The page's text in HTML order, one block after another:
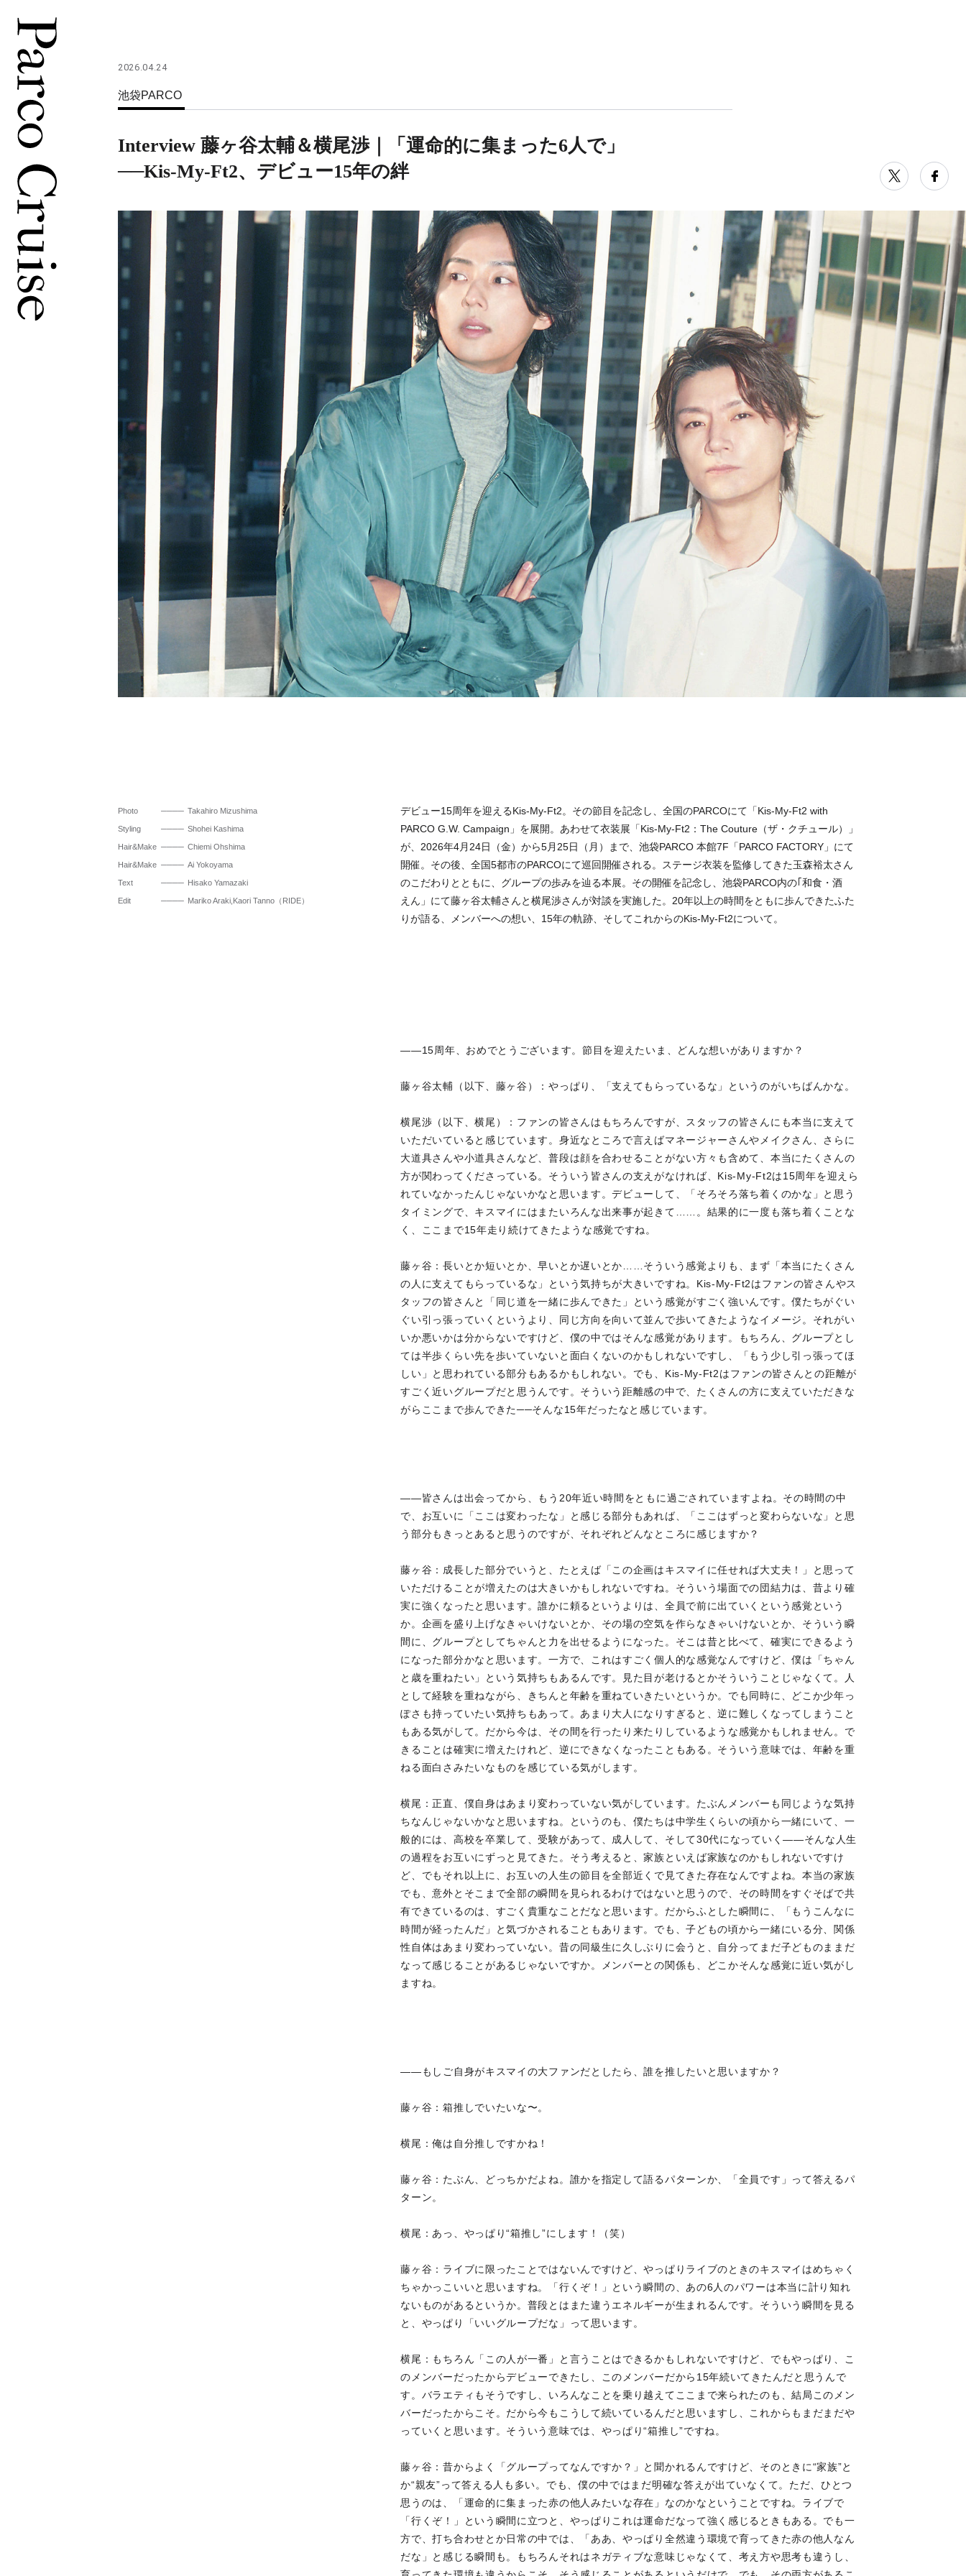
2026.04.24
池袋PARCO
Interview 藤ヶ谷太輔＆横尾渉｜「運命的に集まった6人で」
──Kis-My-Ft2、デビュー15年の絆
デビュー15周年を迎えるKis-My-Ft2。その節目を記念し、全国のPARCOにて「Kis-My-Ft2 with
PARCO G.W. Campaign」を展開。あわせて衣装展「Kis-My-Ft2：The Couture（ザ・クチュール）」
が、2026年4月24日（金）から5月25日（月）まで、池袋PARCO 本館7F「PARCO FACTORY」にて
開催。その後、全国5都市のPARCOにて巡回開催される。ステージ衣装を監修してきた玉森裕太さん
のこだわりとともに、グループの歩みを辿る本展。その開催を記念し、池袋PARCO内の｢和食・酒
えん」にて藤ヶ谷太輔さんと横尾渉さんが対談を実施した。20年以上の時間をともに歩んできたふた
りが語る、メンバーへの想い、15年の軌跡、そしてこれからのKis-My-Ft2について。
Photo Takahiro Mizushima
Styling Shohei Kashima
Hair&Make Chiemi Ohshima
Hair&Make Ai Yokoyama
Text Hisako Yamazaki
Edit Mariko Araki,Kaori Tanno（RIDE）
――15周年、おめでとうございます。節目を迎えたいま、どんな想いがありますか？
藤ヶ谷太輔（以下、藤ヶ谷）：やっぱり、「支えてもらっているな」というのがいちばんかな。
横尾渉（以下、横尾）：ファンの皆さんはもちろんですが、スタッフの皆さんにも本当に支えて
いただいていると感じています。身近なところで言えばマネージャーさんやメイクさん、さらに
大道具さんや小道具さんなど、普段は顔を合わせることがない方々も含めて、本当にたくさんの
方が関わってくださっている。そういう皆さんの支えがなければ、Kis-My-Ft2は15周年を迎えら
れていなかったんじゃないかなと思います。デビューして、「そろそろ落ち着くのかな」と思う
タイミングで、キスマイにはまたいろんな出来事が起きて……。結果的に一度も落ち着くことな
く、ここまで15年走り続けてきたような感覚ですね。
藤ヶ谷：長いとか短いとか、早いとか遅いとか……そういう感覚よりも、まず「本当にたくさん
の人に支えてもらっているな」という気持ちが大きいですね。Kis-My-Ft2はファンの皆さんやス
タッフの皆さんと「同じ道を一緒に歩んできた」という感覚がすごく強いんです。僕たちがぐい
ぐい引っ張っていくというより、同じ方向を向いて並んで歩いてきたようなイメージ。それがい
いか悪いかは分からないですけど、僕の中ではそんな感覚があります。もちろん、グループとし
ては半歩くらい先を歩いていないと面白くないのかもしれないですし、「もう少し引っ張ってほ
しい」と思われている部分もあるかもしれない。でも、Kis-My-Ft2はファンの皆さんとの距離が
すごく近いグループだと思うんです。そういう距離感の中で、たくさんの方に支えていただきな
がらここまで歩んできた──そんな15年だったなと感じています。
――皆さんは出会ってから、もう20年近い時間をともに過ごされていますよね。その時間の中
で、お互いに「ここは変わったな」と感じる部分もあれば、「ここはずっと変わらないな」と思
う部分もきっとあると思うのですが、それぞれどんなところに感じますか？
藤ヶ谷：成長した部分でいうと、たとえば「この企画はキスマイに任せれば大丈夫！」と思って
いただけることが増えたのは大きいかもしれないですね。そういう場面での団結力は、昔より確
実に強くなったと思います。誰かに頼るというよりは、全員で前に出ていくという感覚という
か。企画を盛り上げなきゃいけないとか、その場の空気を作らなきゃいけないとか、そういう瞬
間に、グループとしてちゃんと力を出せるようになった。そこは昔と比べて、確実にできるよう
になった部分かなと思います。一方で、これはすごく個人的な感覚なんですけど、僕は「ちゃん
と歳を重ねたい」という気持ちもあるんです。見た目が老けるとかそういうことじゃなくて。人
として経験を重ねながら、きちんと年齢を重ねていきたいというか。でも同時に、どこか少年っ
ぽさも持っていたい気持ちもあって。あまり大人になりすぎると、逆に難しくなってしまうこと
もある気がして。だから今は、その間を行ったり来たりしているような感覚かもしれません。で
きることは確実に増えたけれど、逆にできなくなったこともある。そういう意味では、年齢を重
ねる面白さみたいなものを感じている気がします。
横尾：正直、僕自身はあまり変わっていない気がしています。たぶんメンバーも同じような気持
ちなんじゃないかなと思いますね。というのも、僕たちは中学生くらいの頃から一緒にいて、一
般的には、高校を卒業して、受験があって、成人して、そして30代になっていく――そんな人生
の過程をお互いにずっと見てきた。そう考えると、家族といえば家族なのかもしれないですけ
ど、でもそれ以上に、お互いの人生の節目を全部近くで見てきた存在なんですよね。本当の家族
でも、意外とそこまで全部の瞬間を見られるわけではないと思うので、その時間をすぐそばで共
有できているのは、すごく貴重なことだなと思います。だからふとした瞬間に、「もうこんなに
時間が経ったんだ」と気づかされることもあります。でも、子どもの頃から一緒にいる分、関係
性自体はあまり変わっていない。昔の同級生に久しぶりに会うと、自分ってまだ子どものままだ
なって感じることがあるじゃないですか。メンバーとの関係も、どこかそんな感覚に近い気がし
ますね。
――もしご自身がキスマイの大ファンだとしたら、誰を推したいと思いますか？
藤ヶ谷：箱推しでいたいな〜。
横尾：俺は自分推しですかね！
藤ヶ谷：たぶん、どっちかだよね。誰かを指定して語るパターンか、「全員です」って答えるパ
ターン。
横尾：あっ、やっぱり“箱推し”にします！（笑）
藤ヶ谷：ライブに限ったことではないんですけど、やっぱりライブのときのキスマイはめちゃく
ちゃかっこいいと思いますね。「行くぞ！」という瞬間の、あの6人のパワーは本当に計り知れ
ないものがあるというか。普段とはまた違うエネルギーが生まれるんです。そういう瞬間を見る
と、やっぱり「いいグループだな」って思います。
横尾：もちろん「この人が一番」と言うことはできるかもしれないですけど、でもやっぱり、こ
のメンバーだったからデビューできたし、このメンバーだから15年続いてきたんだと思うんで
す。バラエティもそうですし、いろんなことを乗り越えてここまで来られたのも、結局このメン
バーだったからこそ。だから今もこうして続いているんだと思いますし、これからもまだまだや
っていくと思います。そういう意味では、やっぱり“箱推し”ですね。
藤ヶ谷：昔からよく「グループってなんですか？」と聞かれるんですけど、そのときに“家族”と
か“親友”って答える人も多い。でも、僕の中ではまだ明確な答えが出ていなくて。ただ、ひとつ
思うのは、「運命的に集まった赤の他人みたいな存在」なのかなということですね。ライブで
「行くぞ！」という瞬間に立つと、やっぱりこれは運命だなって強く感じるときもある。でも一
方で、打ち合わせとか日常の中では、「ああ、やっぱり全然違う環境で育ってきた赤の他人なん
だな」と感じる瞬間も。もちろんそれはネガティブな意味じゃなくて、考え方や思考も違うし、